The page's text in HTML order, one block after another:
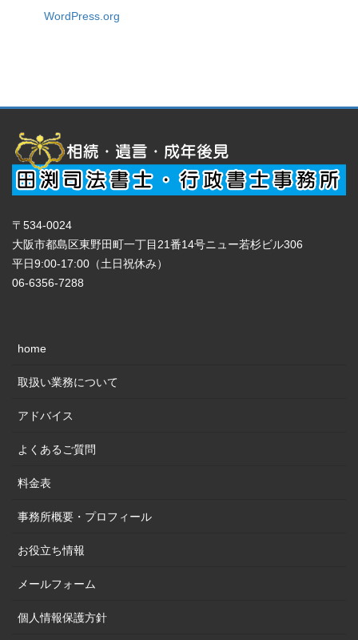
WordPress.org
〒534-0024
大阪市都島区東野田町一丁目21番14号ニュー若杉ビル306
平日9:00-17:00（土日祝休み）
06-6356-7288
home
取扱い業務について
アドバイス
よくあるご質問
料金表
事務所概要・プロフィール
お役立ち情報
メールフォーム
個人情報保護方針